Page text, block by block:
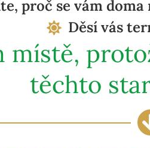
proč se vám
Děsí vás
místě,
těchto